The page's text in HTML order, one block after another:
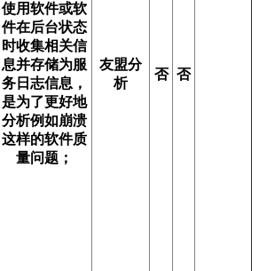
使用软件或软
件在后台状态
时收集相关信
息并存储为服
务日志信息，
是为了更好地
分析例如崩溃
这样的软件质
量问题；
友盟分
析
否 否